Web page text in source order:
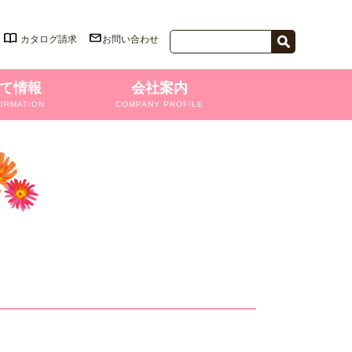
カタログ請求 お問い合わせ
情報 会社案内
COMPANY PROFILE